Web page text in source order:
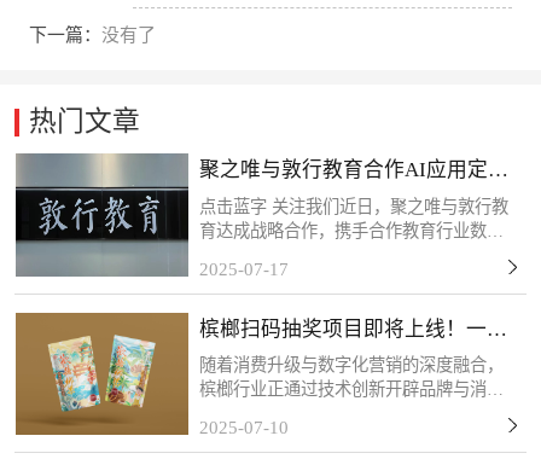
下一篇： 没有了
热门文章
聚之唯与敦行教育合作AI应用定制
开发项目
点击蓝字 关注我们近日，聚之唯与敦行教
育达成战略合作，携手合作教育行业数字
目。此次应用系统的开发主要为敦行教育
撑。感谢客户的信任和...
2025-07-17
槟榔扫码抽奖项目即将上线！一物
一码，精准触达！
随着消费升级与数字化营销的深度融合，
槟榔行业正通过技术创新开辟品牌与消费
目将于近期上线，该活动以“一物一码”技
2025-07-10